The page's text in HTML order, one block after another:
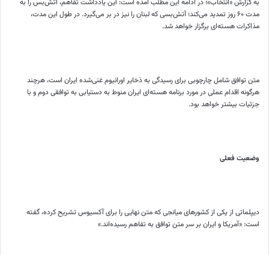
به گزارش «انتخاب»؛ در ادامه این مطلب آمده است: این یادداشت تفاهم، آتش‌بس را به
مدت ۶۰ روز تمدید می‌کند؛ آتش‌بسی که لبنان را نیز در بر می‌گیرد. در طول این مدت،
مذاکرات هسته‌ای برگزار خواهد شد.
متن توافق شامل چارچوبی برای رسیدگی به ذخایر اورانیوم غنی‌شده ایران است، هرچند
هرگونه اقدام عملی در مورد برنامه هسته‌ای ایران منوط به دستیابی به توافقی دوم و با
جزئیات بیشتر خواهد بود.
وضعیت فعلی
دیپلماتی از یکی از کشورهای میانجی که متن نهایی را برای آکسیوس تشریح کرده، گفته
است: «آمریکا و ایران بر سر متن توافق به تفاهم رسیده‌اند.»